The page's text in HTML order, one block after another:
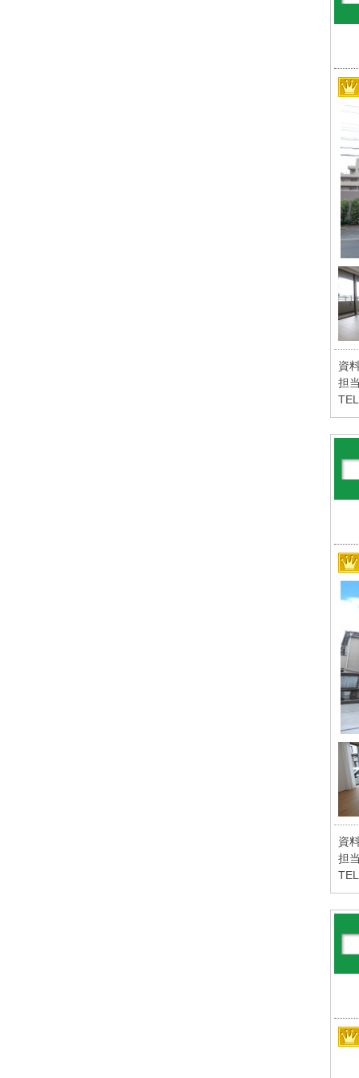
資
担
※内
資
担
※内